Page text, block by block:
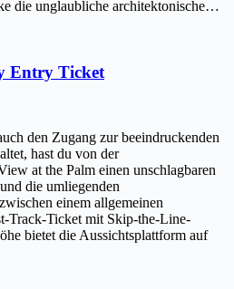
die unglaubliche architektonische…
Entry Ticket
den Zugang zur beeindruckenden
hast du von der
at the Palm einen unschlagbaren
die umliegenden
einem allgemeinen
Track-Ticket mit Skip-the-Line-
bietet die Aussichtsplattform auf